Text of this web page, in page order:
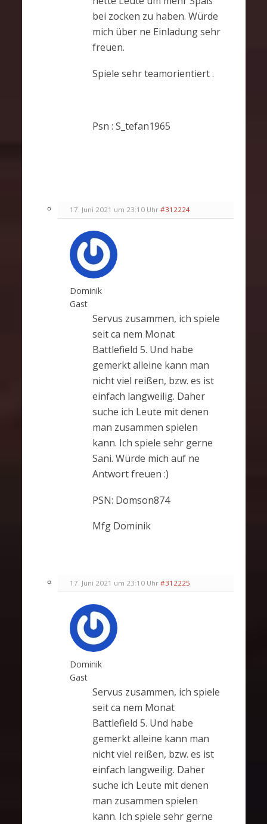
bei zocken zu haben. Würde
mich über ne Einladung sehr
freuen.
Spiele sehr teamorientiert .
Psn : S_tefan1965
17. Juni 2021 um 23:10 Uhr #312224
Dominik
Gast
Servus zusammen, ich spiele
seit ca nem Monat
Battlefield 5. Und habe
gemerkt alleine kann man
nicht viel reißen, bzw. es ist
einfach langweilig. Daher
suche ich Leute mit denen
man zusammen spielen
kann. Ich spiele sehr gerne
Sani. Würde mich auf ne
Antwort freuen :)
PSN: Domson874
Mfg Dominik
17. Juni 2021 um 23:10 Uhr #312225
Dominik
Gast
Servus zusammen, ich spiele
seit ca nem Monat
Battlefield 5. Und habe
gemerkt alleine kann man
nicht viel reißen, bzw. es ist
einfach langweilig. Daher
suche ich Leute mit denen
man zusammen spielen
kann. Ich spiele sehr gerne